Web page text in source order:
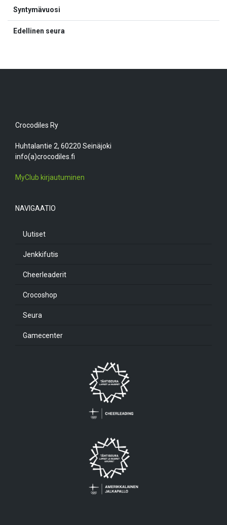
Syntymävuosi
Edellinen seura
Crocodiles Ry
Huhtalantie 2, 60220 Seinäjoki
info(a)crocodiles.fi
MyClub kirjautuminen
NAVIGAATIO
Uutiset
Jenkkifutis
Cheerleaderit
Crocoshop
Seura
Gamecenter